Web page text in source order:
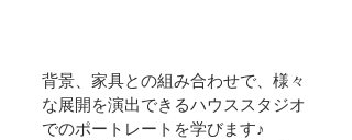
背景、家具との組み合わせで、様々
な展開を演出できるハウススタジオ
でのポートレートを学びます♪